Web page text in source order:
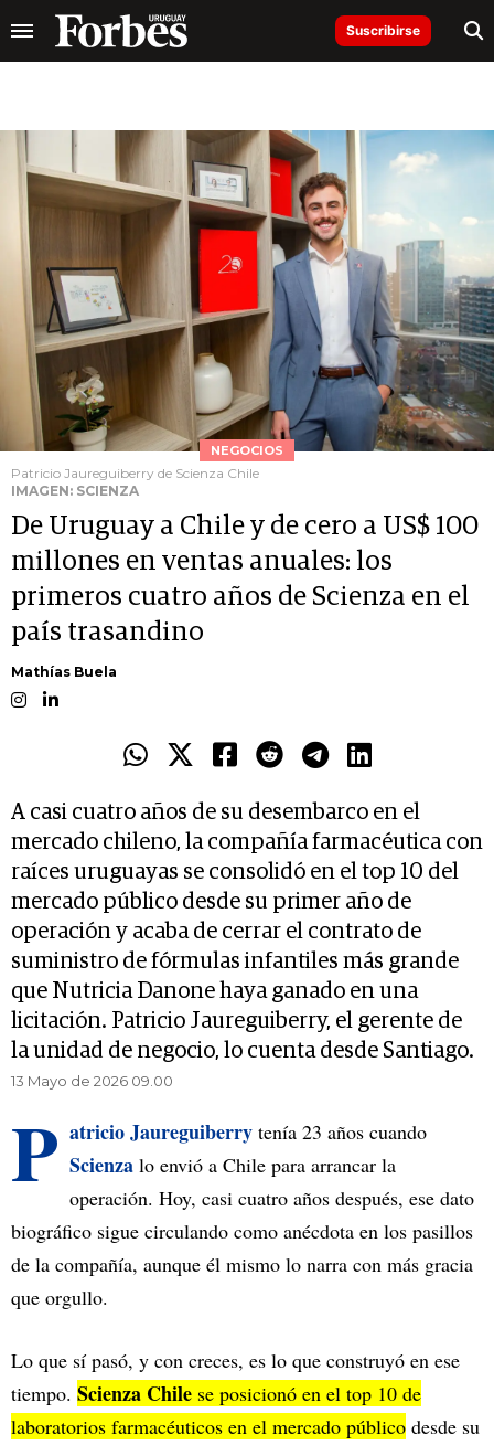
Suscribirse
NEGOCIOS
Patricio Jaureguiberry de Scienza Chile
IMAGEN: SCIENZA
De Uruguay a Chile y de cero a US$ 100
millones en ventas anuales: los
primeros cuatro años de Scienza en el
país trasandino
Mathías Buela
A casi cuatro años de su desembarco en el
mercado chileno, la compañía farmacéutica con
raíces uruguayas se consolidó en el top 10 del
mercado público desde su primer año de
operación y acaba de cerrar el contrato de
suministro de fórmulas infantiles más grande
que Nutricia Danone haya ganado en una
licitación. Patricio Jaureguiberry, el gerente de
la unidad de negocio, lo cuenta desde Santiago.
13 Mayo de 2026 09.00
P atricio Jaureguiberry tenía 23 años cuando
Scienza lo envió a Chile para arrancar la
operación. Hoy, casi cuatro años después, ese dato
biográfico sigue circulando como anécdota en los pasillos
de la compañía, aunque él mismo lo narra con más gracia
que orgullo.
Lo que sí pasó, y con creces, es lo que construyó en ese
tiempo. Scienza Chile se posicionó en el top 10 de
laboratorios farmacéuticos en el mercado público desde su